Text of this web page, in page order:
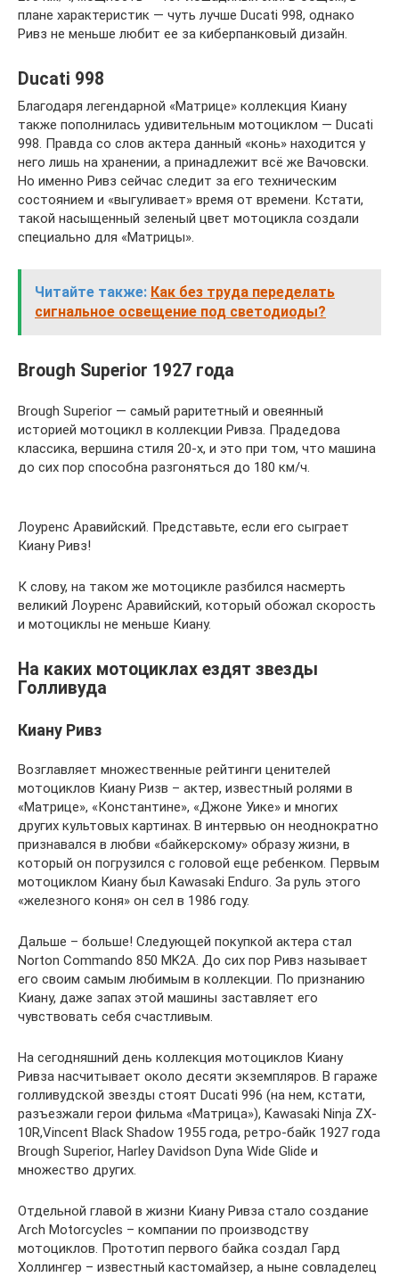
плане характеристик — чуть лучше Ducati 998, однако
Ривз не меньше любит ее за киберпанковый дизайн.
Ducati 998
Благодаря легендарной «Матрице» коллекция Киану
также пополнилась удивительным мотоциклом — Ducati
998. Правда со слов актера данный «конь» находится у
него лишь на хранении, а принадлежит всё же Вачовски.
Но именно Ривз сейчас следит за его техническим
состоянием и «выгуливает» время от времени. Кстати,
такой насыщенный зеленый цвет мотоцикла создали
специально для «Матрицы».
Читайте также: Как без труда переделать
сигнальное освещение под светодиоды?
Brough Superior 1927 года
Brough Superior — самый раритетный и овеянный
историей мотоцикл в коллекции Ривза. Прадедова
классика, вершина стиля 20-х, и это при том, что машина
до сих пор способна разгоняться до 180 км/ч.
Лоуренс Аравийский. Представьте, если его сыграет
Киану Ривз!
К слову, на таком же мотоцикле разбился насмерть
великий Лоуренс Аравийский, который обожал скорость
и мотоциклы не меньше Киану.
На каких мотоциклах ездят звезды
Голливуда
Киану Ривз
Возглавляет множественные рейтинги ценителей
мотоциклов Киану Ризв – актер, известный ролями в
«Матрице», «Константине», «Джоне Уике» и многих
других культовых картинах. В интервью он неоднократно
признавался в любви «байкерскому» образу жизни, в
который он погрузился с головой еще ребенком. Первым
мотоциклом Киану был Kawasaki Enduro. За руль этого
«железного коня» он сел в 1986 году.
Дальше – больше! Следующей покупкой актера стал
Norton Commando 850 MK2A. До сих пор Ривз называет
его своим самым любимым в коллекции. По признанию
Киану, даже запах этой машины заставляет его
чувствовать себя счастливым.
На сегодняшний день коллекция мотоциклов Киану
Ривза насчитывает около десяти экземпляров. В гараже
голливудской звезды стоят Ducati 996 (на нем, кстати,
разъезжали герои фильма «Матрица»), Kawasaki Ninja ZX-
10R,Vincent Black Shadow 1955 года, ретро-байк 1927 года
Brough Superior, Harley Davidson Dyna Wide Glide и
множество других.
Отдельной главой в жизни Киану Ривза стало создание
Arch Motorcycles – компании по производству
мотоциклов. Прототип первого байка создал Гард
Холлингер – известный кастомайзер, а ныне совладелец